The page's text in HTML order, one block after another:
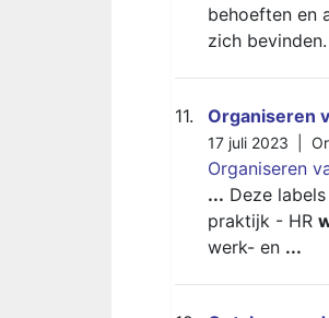
behoeften en
zich
11. Organiseren
17 juli 2023 |
Organiseren
... Deze
praktijk - HR
werk- en ...